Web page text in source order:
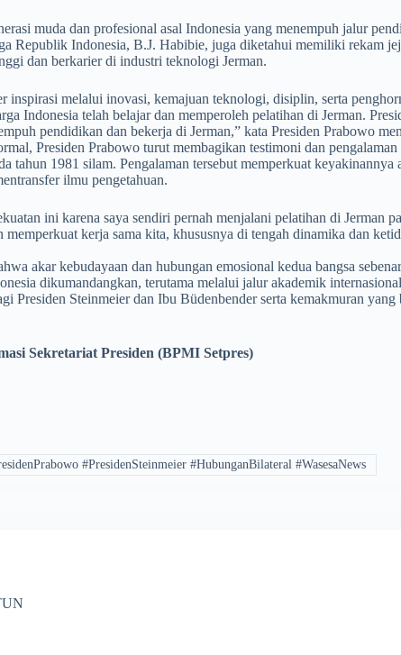
muda dan profesional asal Indonesia yang menempuh jalur
Republik Indonesia, B.J. Habibie, juga diketahui memiliki rekam
dan berkarier di industri teknologi Jerman.
inspirasi melalui inovasi, kemajuan teknologi, disiplin, serta
Indonesia telah belajar dan memperoleh pelatihan di Jerman.
pendidikan dan bekerja di Jerman,” kata Presiden Prabowo
Presiden Prabowo turut membagikan testimoni dan
tahun 1981 silam. Pengalaman tersebut memperkuat keyakinannya
ilmu pengetahuan.
ini karena saya sendiri pernah menjalani pelatihan di Jerman
kerja sama kita, khususnya di tengah dinamika dan
akar kebudayaan dan hubungan emosional kedua bangsa
dikumandangkan, terutama melalui jalur akademik
Presiden Steinmeier dan Ibu Büdenbender serta kemakmuran
Sekretariat Presiden (BPMI Setpres)
#PresidenSteinmeier #HubunganBilateral #WasesaNews